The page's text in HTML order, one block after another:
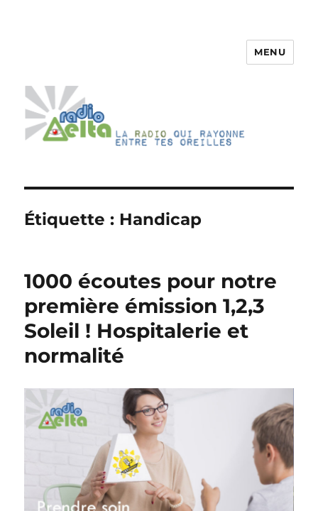
MENU
Étiquette : Handicap
1000 écoutes pour notre
première émission 1,2,3
Soleil ! Hospitalerie et
normalité